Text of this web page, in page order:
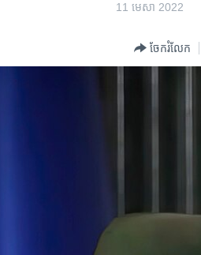
11 មេសា 2022
ចែករំលែក